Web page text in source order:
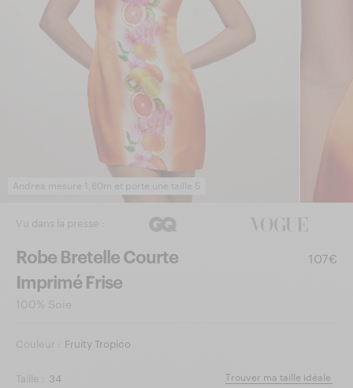
Andrea mesure 1,80m et porte une taille S
Vu dans la presse :
Robe Bretelle Courte
Imprimé Frise
100% Soie
107€
Couleur : Fruity Tropico
Taille : 34 Trouver ma taille idéale